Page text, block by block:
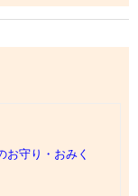
お守り・おみく